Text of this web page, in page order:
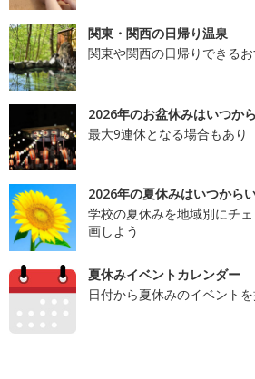
関東・関西の日帰り温泉
関東や関西の日帰りできる
2026年のお盆休みはいつか
最大9連休となる場合もあり
2026年の夏休みはいつから
学校の夏休みを地域別にチ
画しよう
夏休みイベントカレンダー
日付から夏休みのイベント